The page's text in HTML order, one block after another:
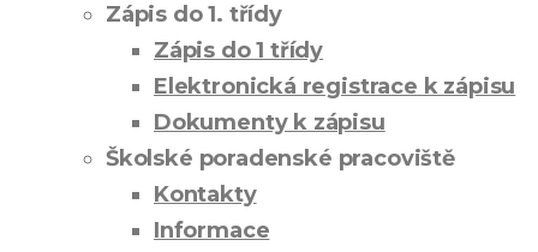
Zápis do 1. třídy
Zápis do 1 třídy
Elektronická registrace k zápisu
Dokumenty k zápisu
Školské poradenské pracoviště
Kontakty
Informace